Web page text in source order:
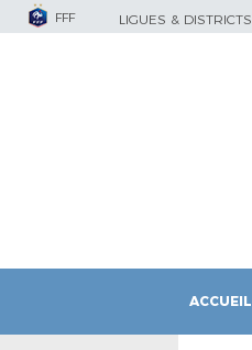
FFF LIGUES & DISTRICTS
ACCUEIL